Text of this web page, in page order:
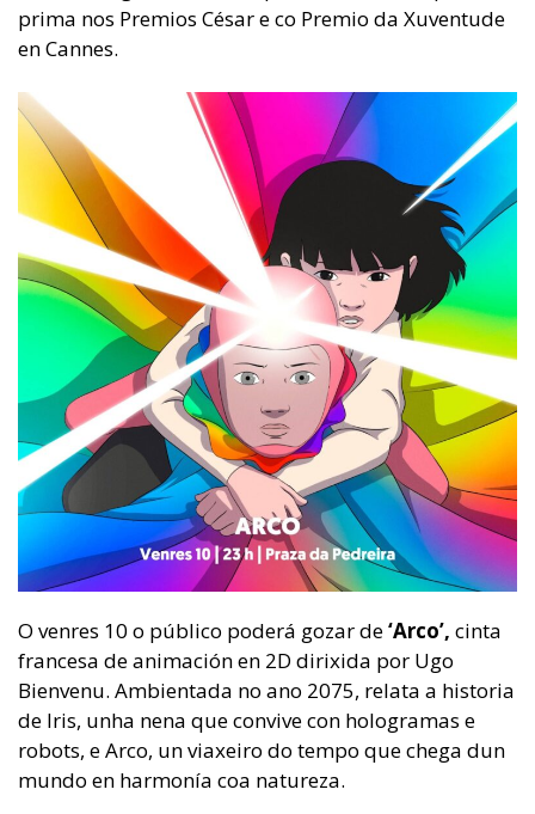
prima nos Premios César e co Premio da Xuventude
en Cannes.
O venres 10 o público poderá gozar de‘Arco’, cinta
francesa de animación en 2D dirixida por Ugo
Bienvenu. Ambientada no ano 2075, relata a historia
de Iris, unha nena que convive con hologramas e
robots, e Arco, un viaxeiro do tempo que chega dun
mundo en harmonía coa natureza.